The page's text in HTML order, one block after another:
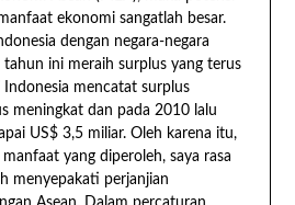
ekonomi sangatlah besar.
dengan negara-negara
tahun ini meraih surplus yang terus
mencatat surplus
meningkat dan pada 2010 lalu
US$ 3,5 miliar. Oleh karena itu,
yang diperoleh, saya rasa
menyepakati perjanjian